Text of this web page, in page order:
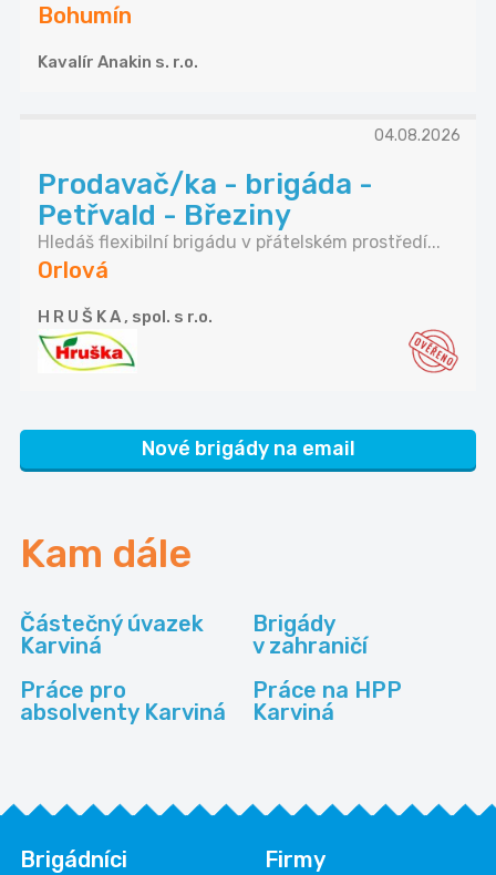
Bohumín
Kavalír Anakin s. r.o.
04.08.2026
Prodavač/ka - brigáda -
Petřvald - Březiny
Hledáš flexibilní brigádu v přátelském prostředí...
Orlová
H R U Š K A , spol. s r.o.
Nové brigády na email
Kam dále
Částečný úvazek
Karviná
Brigády
v zahraničí
Práce pro
absolventy Karviná
Práce na HPP
Karviná
Brigádníci Firmy